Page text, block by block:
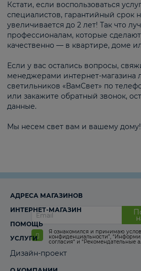
Кстати, если воспользоваться
специалистов, гарантийный срок
увеличивается до 2 лет! Так что
профессионалам, которые
качественно — в квартире, доме
Если у вас остались вопросы,
менеджерами интернет-магазина
светильников «ВамСвет» по
или закажите обратный звонок,
данные.
Мы несем свет вам и вашему дому!
Я ознакомился и принимаю
конфиденциальности”,
согласия“ и “Рекомендательные
АДРЕСА МАГАЗИНОВ
ИНТЕРНЕТ-МАГАЗИН
ПОМОЩЬ
УСЛУГИ
Дизайн-проект